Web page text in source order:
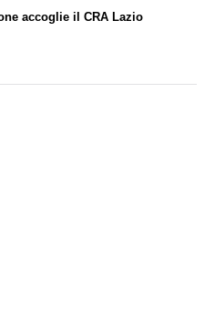
accoglie il CRA Lazio